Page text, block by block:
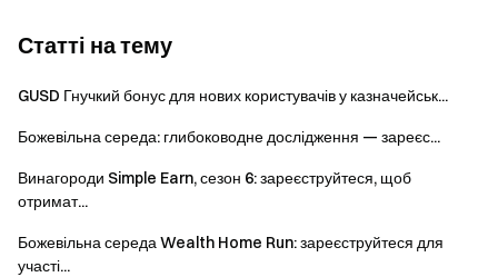
Ворота до криптовалют
легко
Почніть діяти зараз
Зареєструйтесь
Запрошуйте друзів
і отримуйте 40% комісії
Статті на тему
GUSD Гнучкий бонус для нових користувачів у казначейськ...
Божевільна середа: глибоководне дослідження — зареєс...
Винагороди Simple Earn, сезон 6: зареєструйтеся, щоб
отримат...
Божевільна середа Wealth Home Run: зареєструйтеся для
участі...